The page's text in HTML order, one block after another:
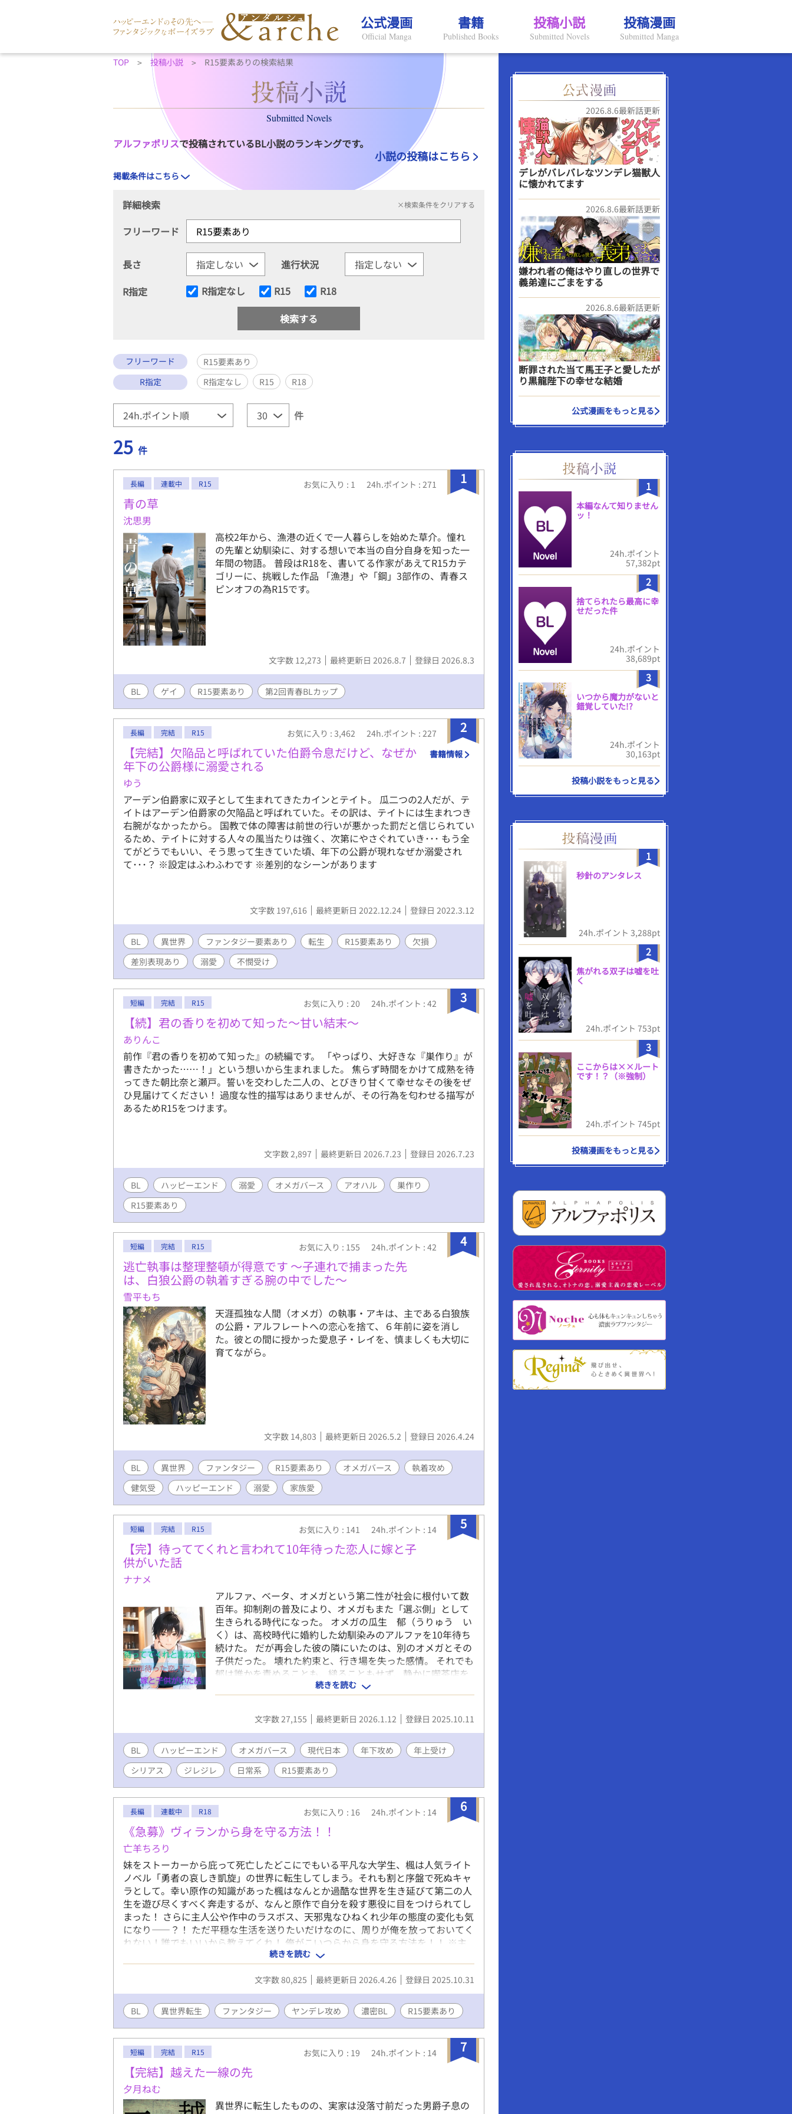
公式漫画
Official Manga
書籍
Published Books
投稿小説
Submitted Novels
投稿漫画
Submitted Manga
TOP 投稿小説 R15要素ありの検索結果
Submitted Novels
アルファポリスで投稿されているBL小説のランキングです。
小説の投稿はこちら
掲載条件はこちら
詳細検索 ×検索条件をクリアする
フリーワード
長さ
進行状況
R指定
R指定なし R15 R18
フリーワード
R15要素あり
R指定
R指定なし R15 R18
件
25 件
1
長編 連載中 R15 お気に入り : 1 24h.ポイント : 271
青の草
沈思男
高校2年から、漁港の近くで一人暮らしを始めた草介。憧れ
の先輩と幼馴染に、対する想いで本当の自分自身を知った一
年間の物語。 普段はR18を、書いてる作家があえてR15カテ
ゴリーに、挑戦した作品 「漁港」や「鋼」3部作の、青春ス
ピンオフの為R15です。
文字数 12,273 最終更新日 2026.8.7 登録日 2026.8.3
BL ゲイ R15要素あり 第2回青春BLカップ
2
長編 完結 R15 お気に入り : 3,462 24h.ポイント : 227
【完結】欠陥品と呼ばれていた伯爵令息だけど、なぜか
年下の公爵様に溺愛される
ゆう
書籍情報
アーデン伯爵家に双子として生まれてきたカインとテイト。 瓜二つの2人だが、テ
イトはアーデン伯爵家の欠陥品と呼ばれていた。その訳は、テイトには生まれつき
右腕がなかったから。 国教で体の障害は前世の行いが悪かった罰だと信じられてい
るため、テイトに対する人々の風当たりは強く、次第にやさぐれていき･･･ もう全
てがどうでもいい、そう思って生きていた頃、年下の公爵が現れなぜか溺愛され
て･･･？ ※設定はふわふわです ※差別的なシーンがあります
文字数 197,616 最終更新日 2022.12.24 登録日 2022.3.12
BL 異世界 ファンタジー要素あり 転生 R15要素あり
欠損
差別表現あり
溺愛 不憫受け
3
短編 完結 R15 お気に入り : 20 24h.ポイント : 42
【続】君の香りを初めて知った〜甘い結末〜
ありんこ
前作『君の香りを初めて知った』の続編です。 「やっぱり、大好きな『巣作り』が
書きたかった……！」という想いから生まれました。 焦らず時間をかけて成熟を待
ってきた朝比奈と瀬戸。誓いを交わした二人の、とびきり甘くて幸せなその後をぜ
ひ見届けてください！ 過度な性的描写はありませんが、その行為を匂わせる描写が
あるためR15をつけます。
文字数 2,897 最終更新日 2026.7.23 登録日 2026.7.23
BL ハッピーエンド 溺愛 オメガバース アオハル
巣作り
R15要素あり
4
短編 完結 R15 お気に入り : 155 24h.ポイント : 42
逃亡執事は整理整頓が得意です 〜子連れで捕まった先
は、白狼公爵の執着すぎる腕の中でした〜
雪平もち
天涯孤独な人間（オメガ）の執事・アキは、主である白狼族
の公爵・アルフレートへの恋心を捨て、６年前に姿を消し
た。彼との間に授かった愛息子・レイを、慎ましくも大切に
育てながら。
文字数 14,803 最終更新日 2026.5.2 登録日 2026.4.24
BL 異世界 ファンタジー R15要素あり オメガバース
執着攻め
健気受
ハッピーエンド 溺愛 家族愛
5
短編 完結 R15 お気に入り : 141 24h.ポイント : 14
【完】待っててくれと言われて10年待った恋人に嫁と子
供がいた話
ナナメ
アルファ、ベータ、オメガという第二性が社会に根付いて数
百年。抑制剤の普及により、オメガもまた「選ぶ側」として
生きられる時代になった。 オメガの瓜生 郁（うりゅう い
く）は、高校時代に婚約した幼馴染みのアルファを10年待ち
続けた。 だが再会した彼の隣にいたのは、別のオメガとその
子供だった。 壊れた約束と、行き場を失った感情。 それでも
郁は誰かを責めることも、縋ることもせず、静かに喫茶店を
営みながら日常を続けていく。 そんな彼の店に通うようにな
ったのは本能に流されず、距離を詰めることを急がない年下
のアルファ。 これは一度壊れた恋を経て、もう一度誰かを選
ぶまでの静かで優しくほどけていく物語。 ※表紙はAIです
続きを読む
文字数 27,155 最終更新日 2026.1.12 登録日 2025.10.11
BL ハッピーエンド オメガバース 現代日本 年下攻め
年上受け
シリアス
ジレジレ 日常系 R15要素あり
6
長編 連載中 R18 お気に入り : 16 24h.ポイント : 14
《急募》ヴィランから身を守る方法！！
亡羊ちろり
妹をストーカーから庇って死亡したどこにでもいる平凡な大学生、楓は人気ライト
ノベル「勇者の哀しき凱旋」の世界に転生してしまう。それも割と序盤で死ぬキャ
ラとして。幸い原作の知識があった楓はなんとか過酷な世界を生き延びて第二の人
生を遊び尽くすべく奔走するが、なんと原作で自分を殺す悪役に目をつけられてし
まった！ さらに主人公や作中のラスボス、天邪鬼なひねくれ少年の態度の変化も気
になり——？！ ただ平穏な生活を送りたいだけなのに、周りが俺を放っておいてく
れない！誰でもいいから教えてくれ！ 俺がこいつらから身を守る方法を！！ ※主
人公は元々異性愛者です！ ※ヤンデレ注意！特に成長するとはいえ攻めがかなりひ
どいです！ ※NLカプが登場します ※女性キャラの活躍多め 以上、何でも大丈夫な
続きを読む
文字数 80,825 最終更新日 2026.4.26 登録日 2025.10.31
BL 異世界転生 ファンタジー ヤンデレ攻め 濃密BL R15要素あり
7
短編 完結 R15 お気に入り : 19 24h.ポイント : 14
【完結】越えた一線の先
夕月ねむ
異世界に転生したものの、実家は没落寸前だった男爵子息の
2026.8.6最新話更新
デレがバレバレなツンデレ猫獣人
に懐かれてます
2026.8.6最新話更新
嫌われ者の俺はやり直しの世界で
義弟達にごまをする
2026.8.6最新話更新
断罪された当て馬王子と愛したが
り黒龍陛下の幸せな結婚
公式漫画をもっと見る
1
本編なんて知りません
ッ！
24h.ポイント
57,382pt
2
捨てられたら最高に幸
せだった件
24h.ポイント
38,689pt
3
いつから魔力がないと
錯覚していた!?
24h.ポイント
30,163pt
投稿小説をもっと見る
1
秒針のアンタレス
24h.ポイント 3,288pt
2
焦がれる双子は嘘を吐
く
24h.ポイント 753pt
3
ここからは××ルート
です！？（※強制）
24h.ポイント 745pt
投稿漫画をもっと見る